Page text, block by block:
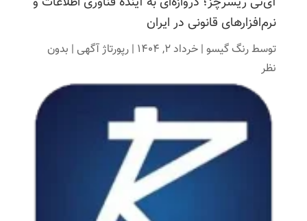
نرم‌افزارهای قانونی در ایران
توسطرنگ گیسو| خرداد 2, 1404 | رپورتاژ آگهی| بدون
نظر